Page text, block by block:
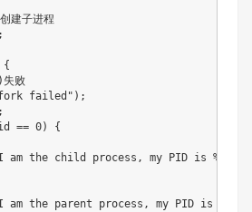
子进程
failed");
== 0) {
child process, my PID is %d, my
parent process, my PID is %d,